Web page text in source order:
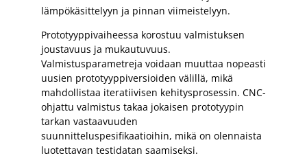
lämpökäsittelyyn ja pinnan viimeistelyyn.
Prototyyppivaiheessa korostuu valmistuksen
joustavuus ja mukautuvuus.
Valmistusparametreja voidaan muuttaa nopeasti
uusien prototyyppiversioiden välillä, mikä
mahdollistaa iteratiivisen kehitysprosessin. CNC-
ohjattu valmistus takaa jokaisen prototyypin
tarkan vastaavuuden
suunnitteluspesifikaatioihin, mikä on olennaista
luotettavan testidatan saamiseksi.